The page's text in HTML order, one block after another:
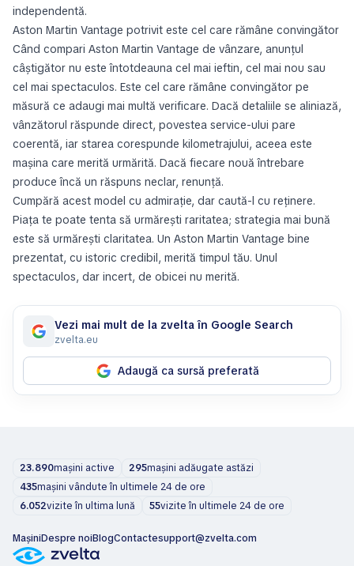
independentă.
Aston Martin Vantage potrivit este cel care rămâne convingător
Când compari Aston Martin Vantage de vânzare, anunțul
câștigător nu este întotdeauna cel mai ieftin, cel mai nou sau
cel mai spectaculos. Este cel care rămâne convingător pe
măsură ce adaugi mai multă verificare. Dacă detaliile se aliniază,
vânzătorul răspunde direct, povestea service-ului pare
coerentă, iar starea corespunde kilometrajului, aceea este
mașina care merită urmărită. Dacă fiecare nouă întrebare
produce încă un răspuns neclar, renunță.
Cumpără acest model cu admirație, dar caută-l cu reținere.
Piața te poate tenta să urmărești raritatea; strategia mai bună
este să urmărești claritatea. Un Aston Martin Vantage bine
prezentat, cu istoric credibil, merită timpul tău. Unul
spectaculos, dar incert, de obicei nu merită.
Vezi mai mult de la zvelta în Google Search
zvelta.eu
Adaugă ca sursă preferată
23.890mașini active 295mașini adăugate astăzi
435mașini vândute în ultimele 24 de ore
6.052vizite în ultima lună 55vizite în ultimele 24 de ore
MașiniDespre noiBlogContactesupport@zvelta.com